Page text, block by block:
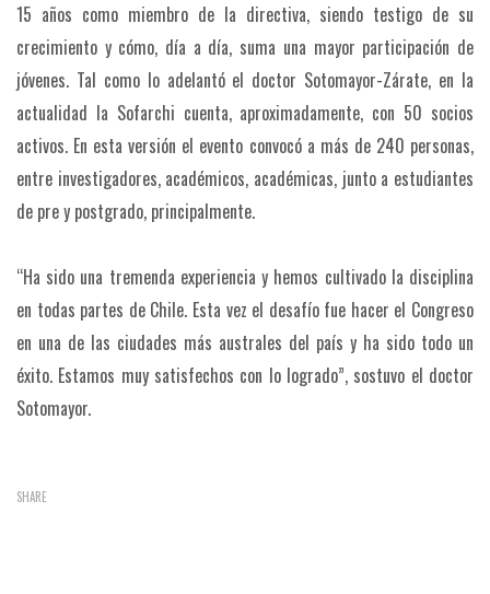
15 años como miembro de la directiva, siendo testigo de su
crecimiento y cómo, día a día, suma una mayor participación de
jóvenes. Tal como lo adelantó el doctor Sotomayor-Zárate, en la
actualidad la Sofarchi cuenta, aproximadamente, con 50 socios
activos. En esta versión el evento convocó a más de 240 personas,
entre investigadores, académicos, académicas, junto a estudiantes
de pre y postgrado, principalmente.
“Ha sido una tremenda experiencia y hemos cultivado la disciplina
en todas partes de Chile. Esta vez el desafío fue hacer el Congreso
en una de las ciudades más australes del país y ha sido todo un
éxito. Estamos muy satisfechos con lo logrado”, sostuvo el doctor
Sotomayor.
SHARE